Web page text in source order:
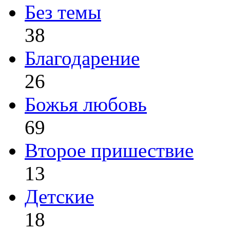
Без темы
38
Благодарение
26
Божья любовь
69
Второе пришествие
13
Детские
18